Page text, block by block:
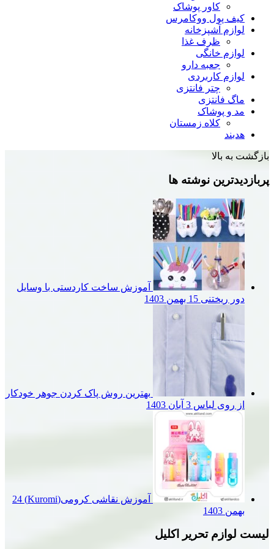
کاور پوشاک
ووکامرس
آشپزخانه
خانگی
کاربردی
چتر فانتزی
کلاه زمستان
نوشته ها
آموزش ساخت کاردستی با وسایل
15 بهمن 1403
بهترین روش پاک کردن جوهر خودکار
لباس
آموزش نقاشی کرومی(Kuromi)
24
تحریر اکلیل